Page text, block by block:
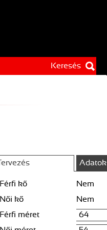
Keresés
Tervezés Adatok
Férfi kő
Nem
Női kő
Nem
Férfi méret
64